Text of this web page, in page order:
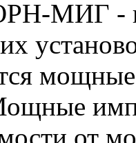
МИГ -
от